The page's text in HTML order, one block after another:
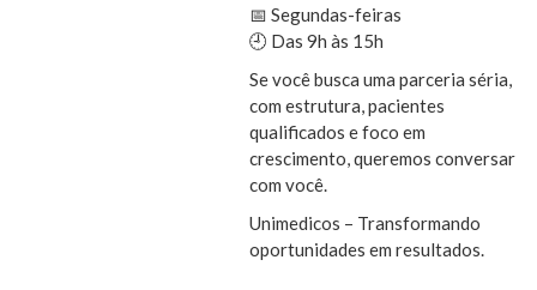
📅 Segundas-feiras
🕘 Das 9h às 15h
Se você busca uma parceria séria,
com estrutura, pacientes
qualificados e foco em
crescimento, queremos conversar
com você.
Unimedicos – Transformando
oportunidades em resultados.